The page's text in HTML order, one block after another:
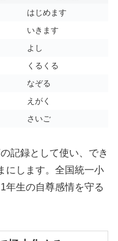
はじめます
いきます
よし
くるくる
なぞる
えがく
さいご
記録として使い、でき
にします。全国統一小
年生の自尊感情を守る